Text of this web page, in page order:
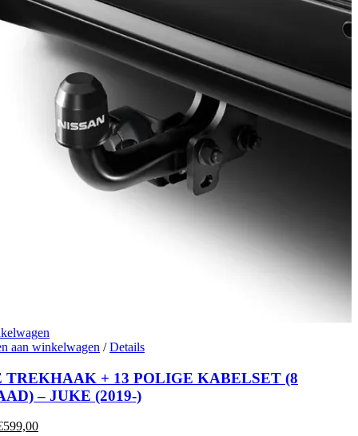
aan winkelwagen / Details
TREKHAAK + 13 POLIGE KABELSET (8
– JUKE (2019-)
599,00Huidige